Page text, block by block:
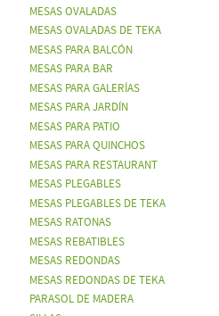
MESAS OVALADAS
MESAS OVALADAS DE TEKA
MESAS PARA BALCÓN
MESAS PARA BAR
MESAS PARA GALERÍAS
MESAS PARA JARDÍN
MESAS PARA PATIO
MESAS PARA QUINCHOS
MESAS PARA RESTAURANT
MESAS PLEGABLES
MESAS PLEGABLES DE TEKA
MESAS RATONAS
MESAS REBATIBLES
MESAS REDONDAS
MESAS REDONDAS DE TEKA
PARASOL DE MADERA